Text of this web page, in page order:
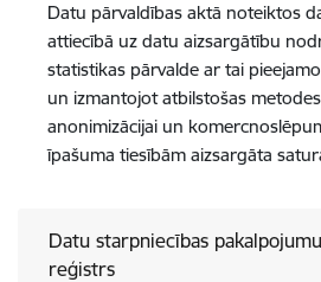
Datu pārvaldības aktā noteiktos
attiecībā uz datu aizsargātību
statistikas pārvalde ar tai
un izmantojot atbilstošas
anonimizācijai un
īpašuma tiesībām aizsargāta
Datu starpniecības
reģistrs